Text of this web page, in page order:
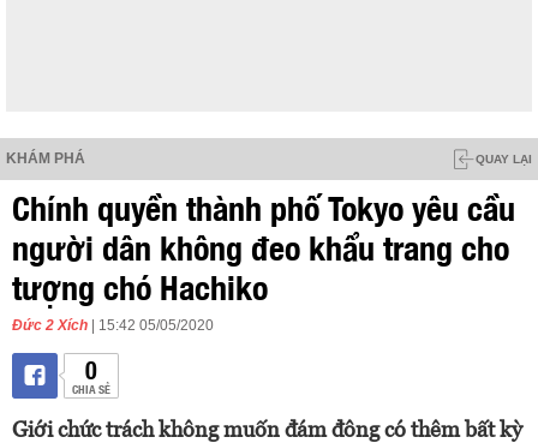
KHÁM PHÁ QUAY LẠI
Chính quyền thành phố Tokyo yêu cầu
người dân không đeo khẩu trang cho
tượng chó Hachiko
Đức 2 Xích | 15:42 05/05/2020
0
CHIA SẺ
Giới chức trách không muốn đám đông có thêm bất kỳ